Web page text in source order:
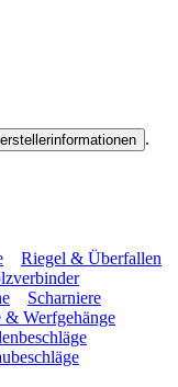
.
Riegel & Überfallen
Scharniere
& Werfgehänge